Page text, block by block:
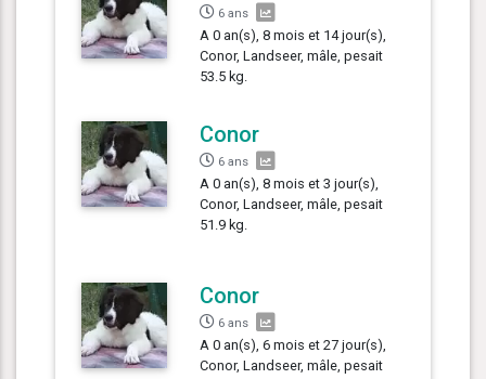
6 ans
A 0 an(s), 8 mois et 14 jour(s),
Conor, Landseer, mâle, pesait
53.5 kg.
Conor
6 ans
A 0 an(s), 8 mois et 3 jour(s),
Conor, Landseer, mâle, pesait
51.9 kg.
Conor
6 ans
A 0 an(s), 6 mois et 27 jour(s),
Conor, Landseer, mâle, pesait